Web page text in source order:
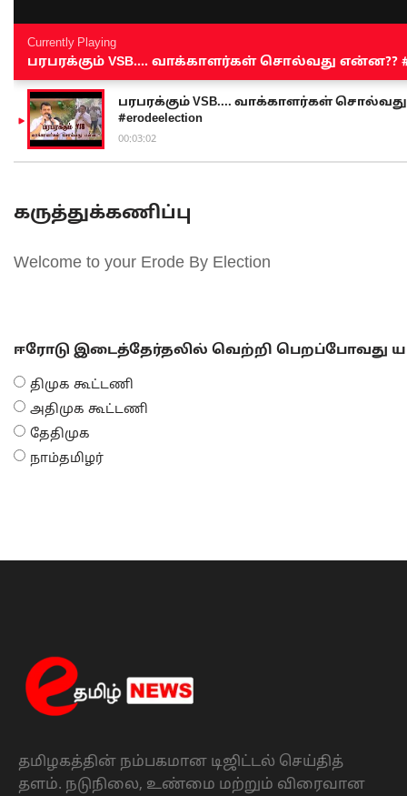
Currently Playing
பரபரக்கும் VSB.... வாக்காளர்கள் சொல்வது என்ன??
பரபரக்கும் VSB.... வாக்காளர்கள் சொல்வது
#erodeelection
00:03:02
கருத்துக்கணிப்பு
Welcome to your Erode By Election
ஈரோடு இடைத்தேர்தலில் வெற்றி பெறப்போவது
திமுக கூட்டணி
அதிமுக கூட்டணி
தேதிமுக
நாம்தமிழர்
தமிழகத்தின் நம்பகமான டிஜிட்டல் செய்தித்
தளம். நடுநிலை, உண்மை மற்றும் விரைவான